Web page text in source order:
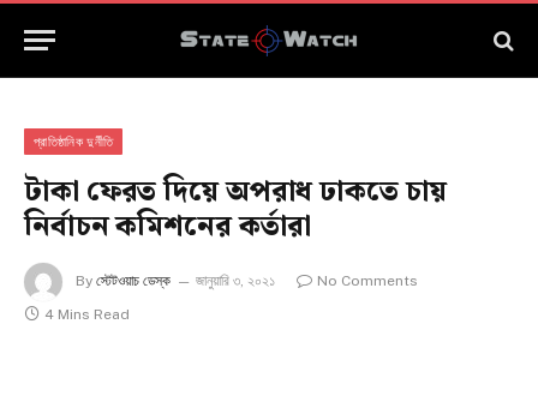
প্রাতিষ্ঠানিক দুর্নীতি
টাকা ফেরত দিয়ে অপরাধ ঢাকতে চায়
নির্বাচন কমিশনের কর্তারা
By স্টেটওয়াচ ডেস্ক জানুয়ারি ৩, ২০২১
No Comments
4 Mins Read